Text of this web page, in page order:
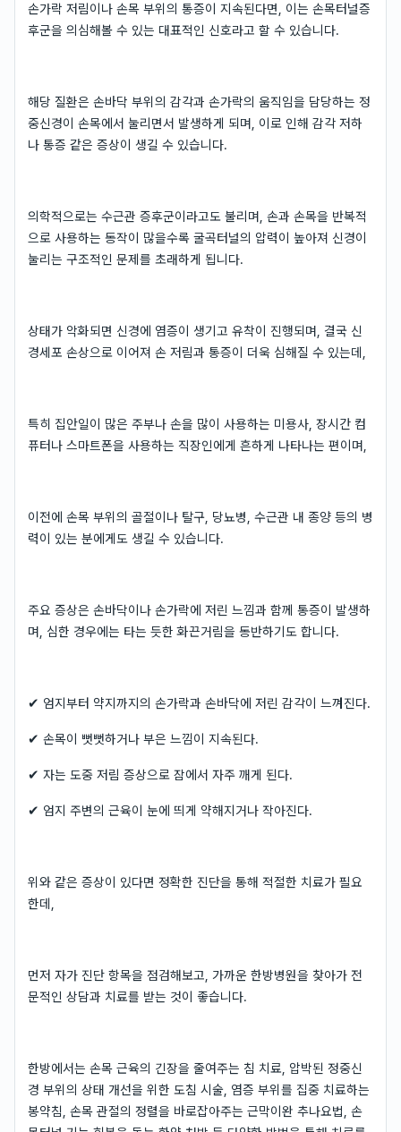
손가락 저림이나 손목 부위의 통증이 지속된다면, 이는 손목터널증
후군을 의심해볼 수 있는 대표적인 신호라고 할 수 있습니다.
해당 질환은 손바닥 부위의 감각과 손가락의 움직임을 담당하는 정
중신경이 손목에서 눌리면서 발생하게 되며, 이로 인해 감각 저하
나 통증 같은 증상이 생길 수 있습니다.
의학적으로는 수근관 증후군이라고도 불리며, 손과 손목을 반복적
으로 사용하는 동작이 많을수록 굴곡터널의 압력이 높아져 신경이
눌리는 구조적인 문제를 초래하게 됩니다.
상태가 악화되면 신경에 염증이 생기고 유착이 진행되며, 결국 신
경세포 손상으로 이어져 손 저림과 통증이 더욱 심해질 수 있는데,
특히 집안일이 많은 주부나 손을 많이 사용하는 미용사, 장시간 컴
퓨터나 스마트폰을 사용하는 직장인에게 흔하게 나타나는 편이며,
이전에 손목 부위의 골절이나 탈구, 당뇨병, 수근관 내 종양 등의 병
력이 있는 분에게도 생길 수 있습니다.
주요 증상은 손바닥이나 손가락에 저린 느낌과 함께 통증이 발생하
며, 심한 경우에는 타는 듯한 화끈거림을 동반하기도 합니다.
✔ 엄지부터 약지까지의 손가락과 손바닥에 저린 감각이 느껴진다.
✔ 손목이 뻣뻣하거나 부은 느낌이 지속된다.
✔ 자는 도중 저림 증상으로 잠에서 자주 깨게 된다.
✔ 엄지 주변의 근육이 눈에 띄게 약해지거나 작아진다.
위와 같은 증상이 있다면 정확한 진단을 통해 적절한 치료가 필요
한데,
먼저 자가 진단 항목을 점검해보고, 가까운 한방병원을 찾아가 전
문적인 상담과 치료를 받는 것이 좋습니다.
한방에서는 손목 근육의 긴장을 줄여주는 침 치료, 압박된 정중신
경 부위의 상태 개선을 위한 도침 시술, 염증 부위를 집중 치료하는
봉약침, 손목 관절의 정렬을 바로잡아주는 근막이완 추나요법, 손